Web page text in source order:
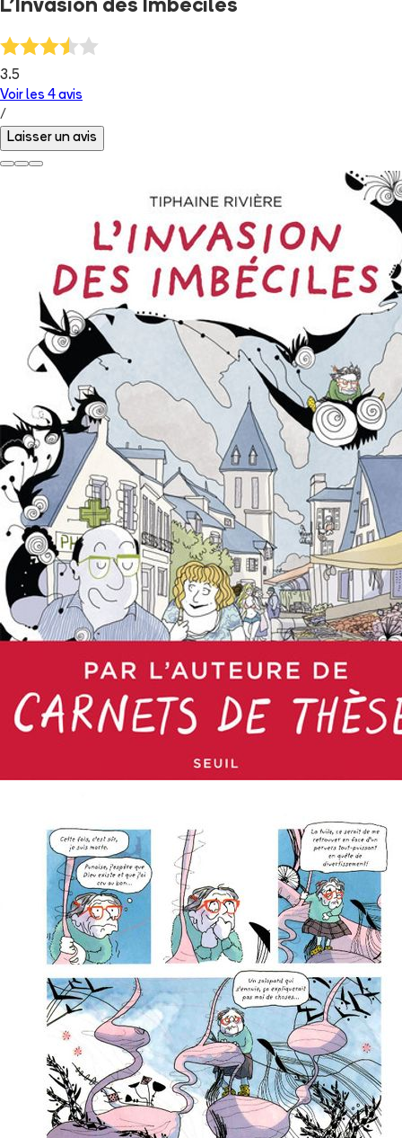
L'Invasion des Imbéciles
3.5
Voir les 4 avis
/
Laisser un avis